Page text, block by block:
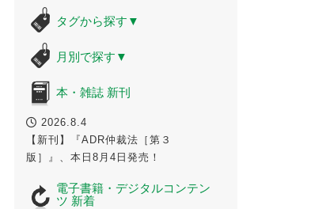
タグから探す ▼
月別で探す ▼
本・雑誌 新刊
2026.8.4
【新刊】『ADR仲裁法［第３
版］』、本日8月4日発売！
電子書籍・デジタルコンテン
ツ 新着